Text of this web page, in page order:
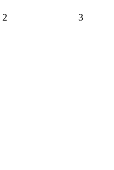
2 3